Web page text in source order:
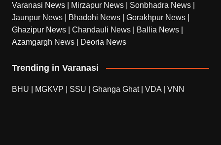
Varanasi News Mirzapur News Sonbhadra News
Jaunpur News
Bhadohi News Gorakhpur News
Ghazipur News
Chandauli News Ballia News
Azamgargh News
Deoria News
Trending in Varanasi
BHU MGKVP SSU Ghanga Ghat| VDA VNN